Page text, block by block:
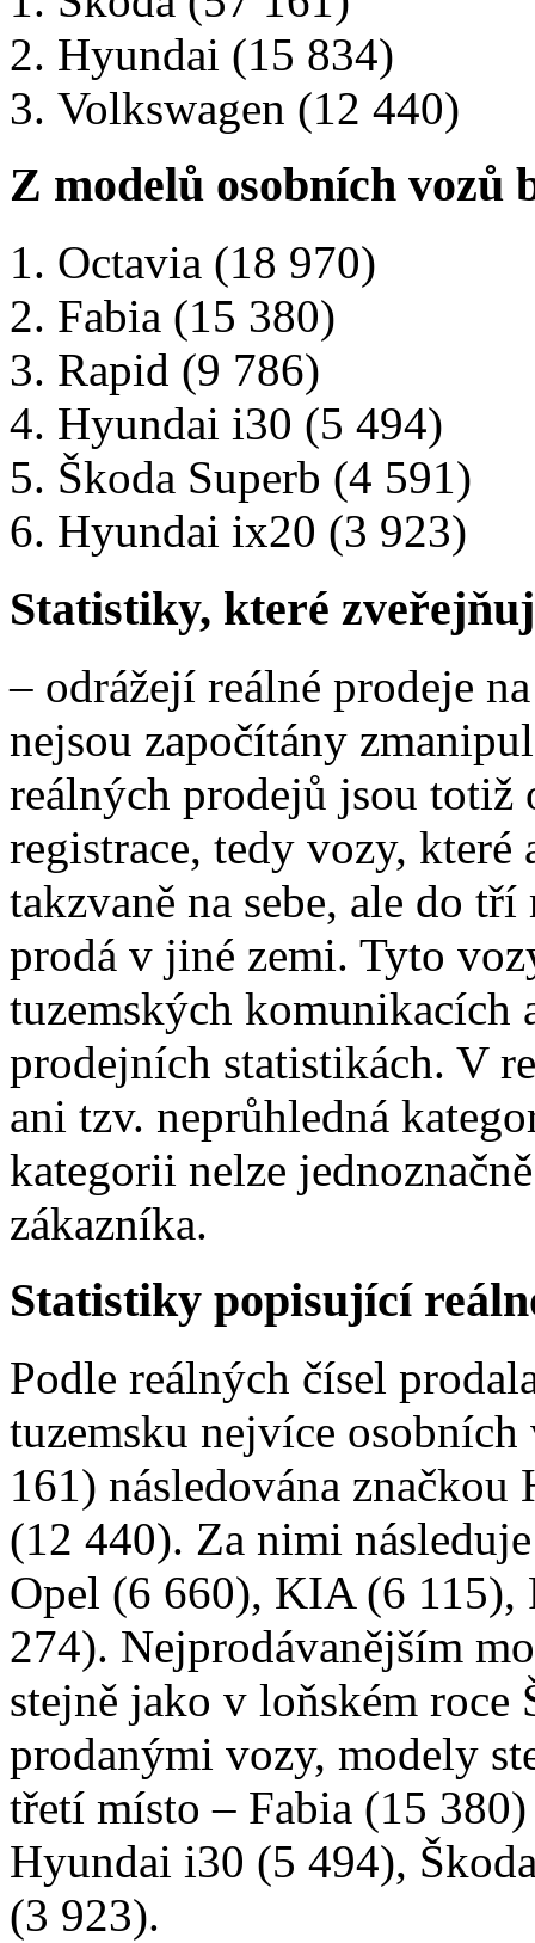
Hyundai (15 834)
Volkswagen (12 440)
Z modelů osobních vozů
Octavia (18 970)
Fabia (15 380)
Rapid (9 786)
Hyundai i30 (5 494)
Škoda Superb (4 591)
Hyundai ix20 (3 923)
Statistiky, které
– odrážejí reálné prodeje
nejsou započítány
reálných prodejů jsou totiž
registrace, tedy vozy,
takzvaně na sebe, ale do
prodá v jiné zemi. Tyto
tuzemských komunikacích
prodejních statistikách. V
ani tzv. neprůhledná
kategorii nelze
zákazníka.
Statistiky popisující
Podle reálných čísel
tuzemsku nejvíce
161) následována
(12 440). Za nimi
Opel (6 660), KIA (6 115),
274). Nejprodávanějším
stejně jako v loňském roce
prodanými vozy, modely
třetí místo – Fabia (15
Hyundai i30 (5 494),
(3 923).